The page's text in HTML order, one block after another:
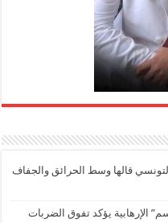
قالها وسط الحرائق والجفاف
الإرهابية يؤكد تفوق الضربات